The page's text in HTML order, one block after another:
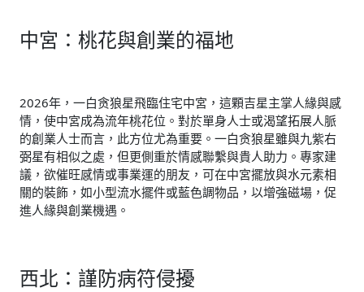
中宮：桃花與創業的福地
2026年，一白贪狼星飛臨住宅中宮，這顆吉星主掌人緣與感
情，使中宮成為流年桃花位。對於單身人士或渴望拓展人脈
的創業人士而言，此方位尤為重要。一白贪狼星雖與九紫右
弼星有相似之處，但更側重於情感聯繫與貴人助力。專家建
議，欲催旺感情或事業運的朋友，可在中宮擺放與水元素相
關的裝飾，如小型流水擺件或藍色調物品，以增強磁場，促
進人緣與創業機遇。
西北：謹防病符侵擾